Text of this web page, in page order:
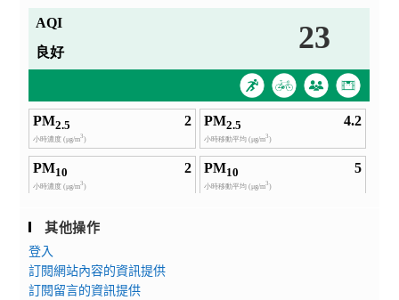
其他操作
登入
訂閱網站內容的資訊提供
訂閱留言的資訊提供